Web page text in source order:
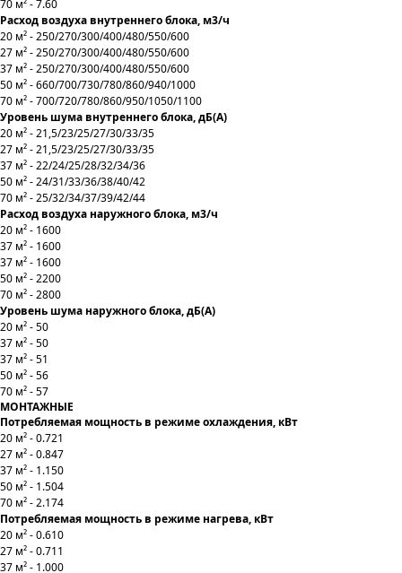
70 м² - 7.60
Расход воздуха внутреннего блока, м3/ч
20 м² - 250/270/300/400/480/550/600
27 м² -250/270/300/400/480/550/600
37 м² -250/270/300/400/480/550/600
50 м² -660/700/730/780/860/940/1000
70 м² -700/720/780/860/950/1050/1100
Уровень шума внутреннего блока, дБ(А)
20 м² - 21,5/23/25/27/30/33/35
27 м² - 21,5/23/25/27/30/33/35
37 м² - 22/24/25/28/32/34/36
50 м² - 24/31/33/36/38/40/42
70 м² - 25/32/34/37/39/42/44
Расход воздуха наружного блока, м3/ч
20 м² - 1600
37 м² - 1600
37 м² - 1600
50 м² - 2200
70 м² - 2800
Уровень шума наружного блока, дБ(А)
20 м² - 50
37 м² - 50
37 м² - 51
50 м² - 56
70 м² - 57
МОНТАЖНЫЕ
Потребляемая мощность в режиме охлаждения, кВт
20 м² - 0.721
27 м² - 0.847
37 м² - 1.150
50 м² - 1.504
70 м² - 2.174
Потребляемая мощность в режиме нагрева, кВт
20 м² - 0.610
27 м² - 0.711
37 м² - 1.000